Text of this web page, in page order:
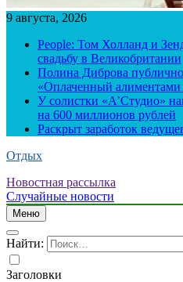
9 августа, 2026
People: Том Холланд и
свадьбу в Великобритании
Полина Диброва
«Оплаченный алиментами
У солистки «А’Студио»
на 600 миллионов рублей
Раскрыт заработок
Отдых
Новостная рассылка
Случайные новости
Меню
Найти:
Заголовки